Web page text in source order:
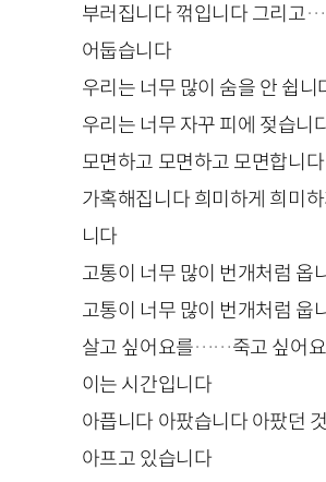
부러집니다 꺾입니다 그리고
어둡습니다
우리는 너무 많이 숨을 안 쉽니
우리는 너무 자꾸 피에 젖습니
모면하고 모면하고 모면합니다
가혹해집니다 희미하게 희미
니다
고통이 너무 많이 번개처럼 옵
고통이 너무 많이 번개처럼 웁
살고 싶어요를……죽고 싶어
이는 시간입니다
아픕니다 아팠습니다 아팠던
아프고 있습니다